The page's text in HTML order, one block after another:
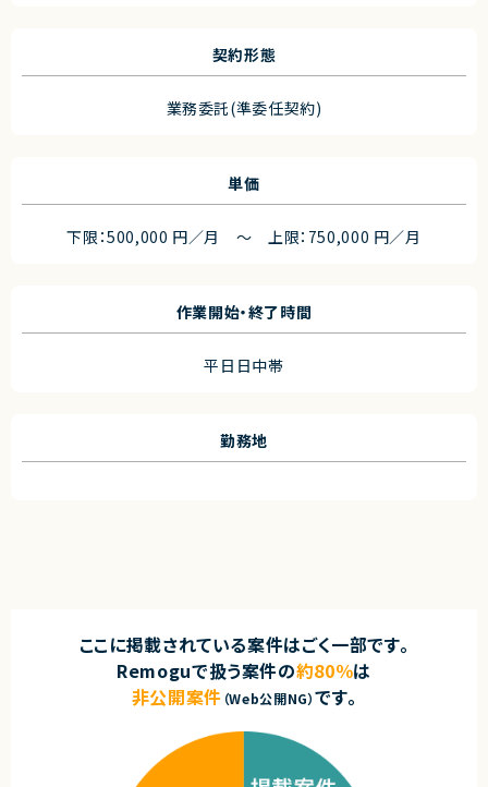
契約形態
業務委託(準委任契約)
単価
下限：500,000 円／月 ～ 上限：750,000 円／月
作業開始・終了時間
平日日中帯
勤務地
ここに掲載されている案件はごく一部です。
Remoguで扱う案件の約80％は
非公開案件 （Web公開NG）です。